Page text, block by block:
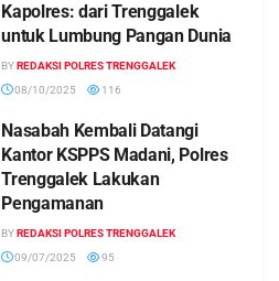
Kapolres: dari Trenggalek
untuk Lumbung Pangan Dunia
BYREDAKSI POLRES TRENGGALEK
08/10/2025
116
Nasabah Kembali Datangi
Kantor KSPPS Madani, Polres
Trenggalek Lakukan
Pengamanan
BYREDAKSI POLRES TRENGGALEK
09/07/2025
95